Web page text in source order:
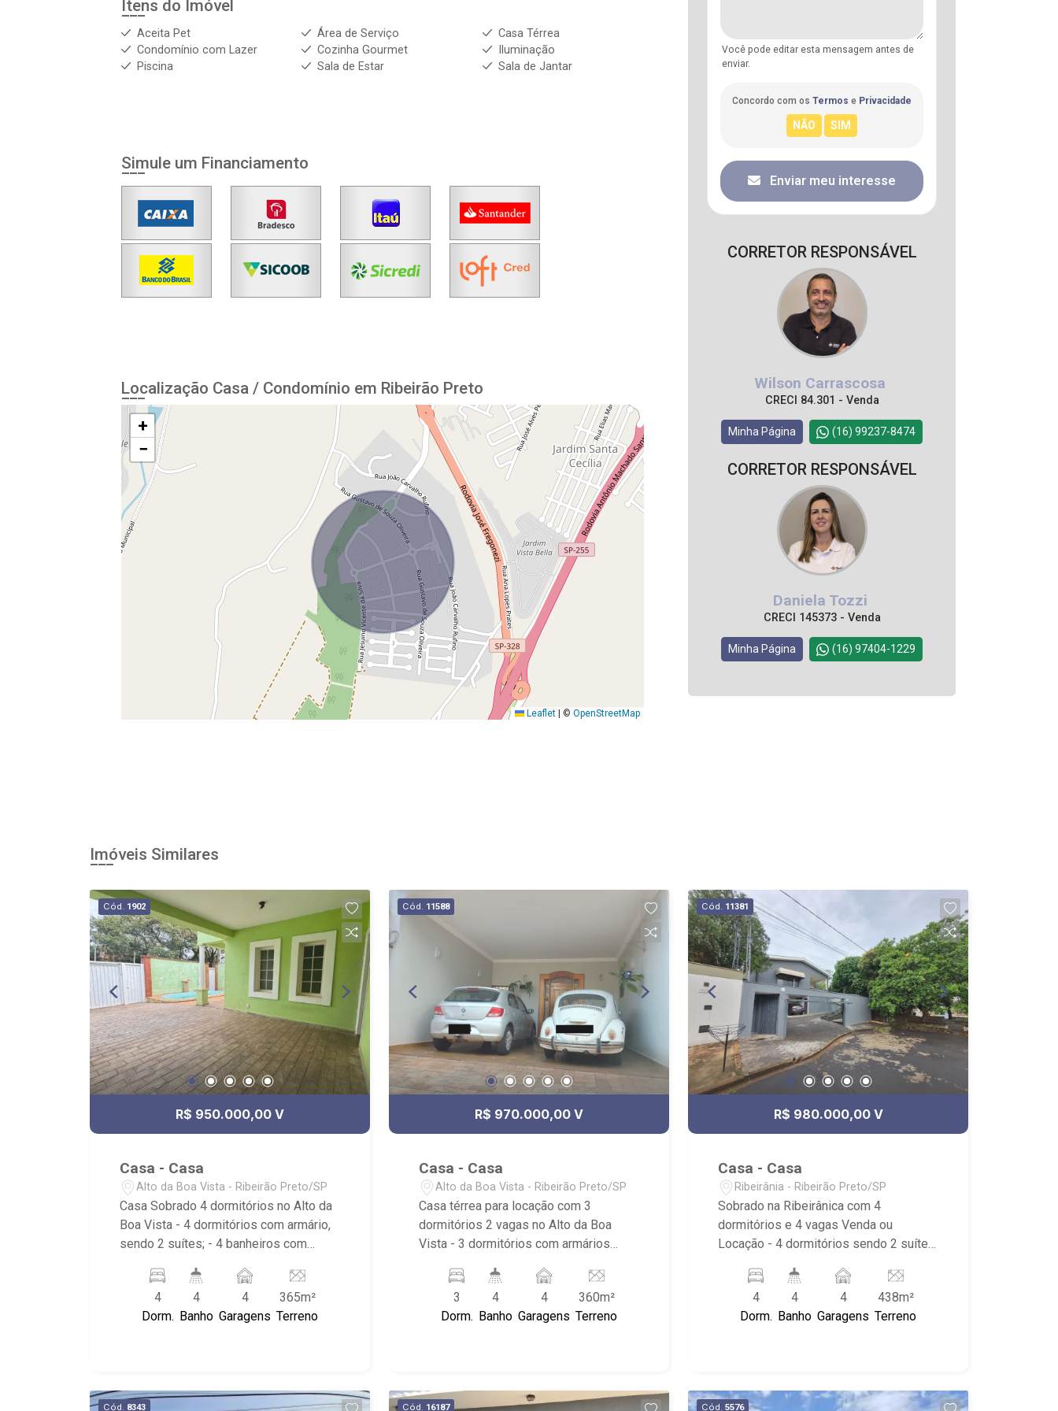
Itens do Imóvel
Aceita Pet Área de Serviço
Casa Térrea
Condomínio com Lazer
Cozinha Gourmet
Iluminação
Piscina
Sala de Estar Sala de Jantar
Simule um Financiamento
Localização Casa / Condomínio em Ribeirão Preto
+
−
Leaflet | © OpenStreetMap
Você pode editar esta mensagem antes de
enviar.
Concordo com os Termos e Privacidade
Enviar meu interesse
CORRETOR RESPONSÁVEL
Wilson Carrascosa
CRECI 84.301 - Venda
Minha Página (16) 99237-8474
CORRETOR RESPONSÁVEL
Daniela Tozzi
CRECI 145373 - Venda
Minha Página (16) 97404-1229
Imóveis Similares
Cód. 1902
R$ 950.000,00 V
Casa - Casa
Alto da Boa Vista - Ribeirão Preto/SP
Casa Sobrado 4 dormitórios no Alto da
Boa Vista - 4 dormitórios com armário,
sendo 2 suítes; - 4 banheiros com
- Sala de TV; - Lavabo; - Imóvel com
ventilador de teto; - Cozinha com
armário; - Área de Serviço com armário;
Eletrônico; - 4 vagas, sendo 2 cobertas;
4
Dorm.
4
Banho
4
Garagens
365m²
Terreno
Cód. 11588
R$ 970.000,00 V
Casa - Casa
Alto da Boa Vista - Ribeirão Preto/SP
Casa térrea para locação com 3
dormitórios 2 vagas no Alto da Boa
Vista - 3 dormitórios com armários
jantar - Copa - Cozinha planejada -
Despensa - Área de serviço coberta -
Banheiro social com box, gabinete e
garagem Próximo a Avenida Professor
3
Dorm.
4
Banho
4
Garagens
360m²
Terreno
Cód. 11381
R$ 980.000,00 V
Casa - Casa
Ribeirânia - Ribeirão Preto/SP
Sobrado na Ribeirânica com 4
dormitórios e 4 vagas Venda ou
Locação - 4 dormitórios sendo 2 suítes
banheiro social com box em vidro e
gabinete - sala de estar - sala de jantar
- cozinha planejada com sala de almoço
- 4 vagas de garagem - rua sem saída
4
Dorm.
4
Banho
4
Garagens
438m²
Terreno
Cód. 8343 Cód. 16187 Cód. 5576